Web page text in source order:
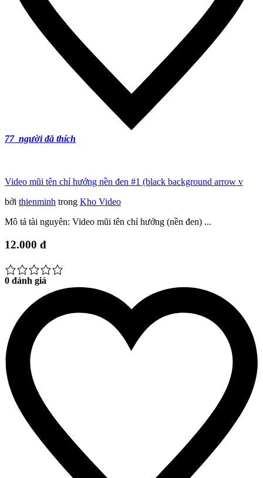
77 người đã thích
Video mũi tên chỉ hướng nền đen #1 (black background arrow v
bởi thienminh trong Kho Video
Mô tả tài nguyên: Video mũi tên chỉ hướng (nền đen) ...
12.000 đ
0 đánh giá